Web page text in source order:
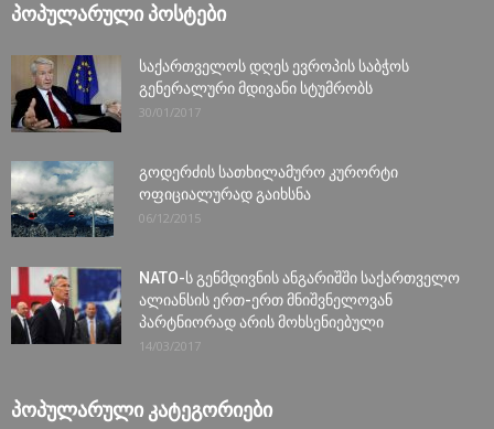
ᲞᲝᲞᲣᲚᲐᲠᲣᲚᲘ ᲞᲝᲡᲢᲔᲑᲘ
საქართველოს დღეს ევროპის საბჭოს
გენერალური მდივანი სტუმრობს
30/01/2017
გოდერძის სათხილამურო კურორტი
ოფიციალურად გაიხსნა
06/12/2015
NATO-ს გენმდივნის ანგარიშში საქართველო
ალიანსის ერთ-ერთ მნიშვნელოვან
პარტნიორად არის მოხსენიებული
14/03/2017
ᲞᲝᲞᲣᲚᲐᲠᲣᲚᲘ ᲙᲐᲢᲔᲒᲝᲠᲘᲔᲑᲘ